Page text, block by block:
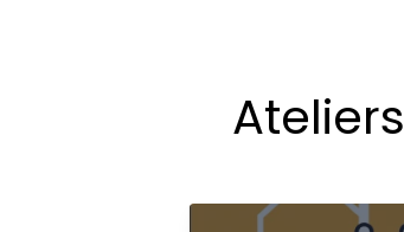
Ateliers